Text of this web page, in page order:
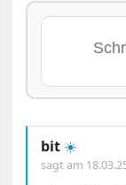
bit ☀️
sagt am